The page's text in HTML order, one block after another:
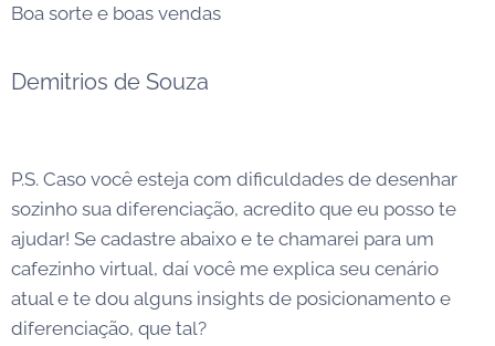
Boa sorte e boas vendas
Demitrios de Souza
P.S. Caso você esteja com dificuldades de desenhar
sozinho sua diferenciação, acredito que eu posso te
ajudar! Se cadastre abaixo e te chamarei para um
cafezinho virtual, daí você me explica seu cenário
atual e te dou alguns insights de posicionamento e
diferenciação, que tal?